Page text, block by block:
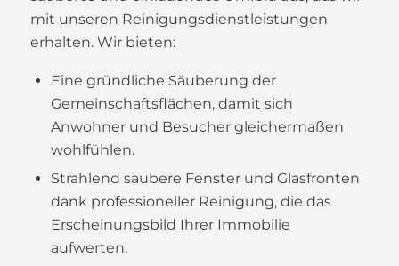
mit unseren Reinigungsdienstleistungen
erhalten. Wir bieten:
Eine gründliche Säuberung der
Gemeinschaftsflächen, damit sich
Anwohner und Besucher gleichermaßen
wohlfühlen.
Strahlend saubere Fenster und Glasfronten
dank professioneller Reinigung, die das
Erscheinungsbild Ihrer Immobilie
aufwerten.